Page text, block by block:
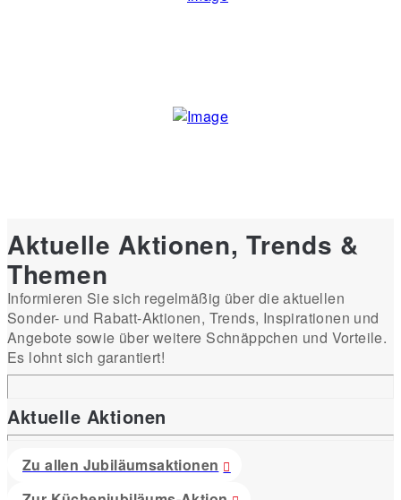
Aktuelle Aktionen, Trends &
Themen
Informieren Sie sich regelmäßig über die aktuellen
Sonder- und Rabatt-Aktionen, Trends, Inspirationen und
Angebote sowie über weitere Schnäppchen und Vorteile.
Es lohnt sich garantiert!
Aktuelle Aktionen
Zu allen Jubiläumsaktionen